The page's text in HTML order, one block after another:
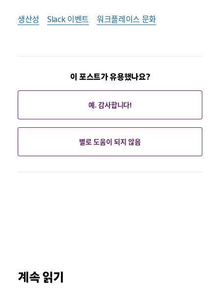
생산성 Slack 이벤트 워크플레이스 문화
이 포스트가 유용했나요?
예. 감사합니다!
별로 도움이 되지 않음
계속 읽기